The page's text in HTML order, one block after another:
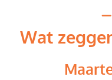
Wat